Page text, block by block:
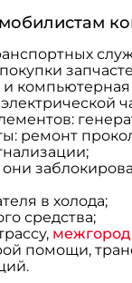
ремонт
в холода;
средства;
межгород
помощи,